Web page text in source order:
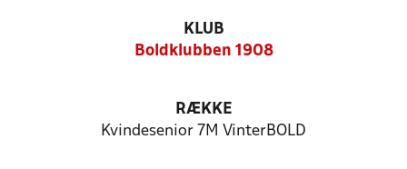
KLUB
Boldklubben 1908
RÆKKE
Kvindesenior 7M VinterBOLD